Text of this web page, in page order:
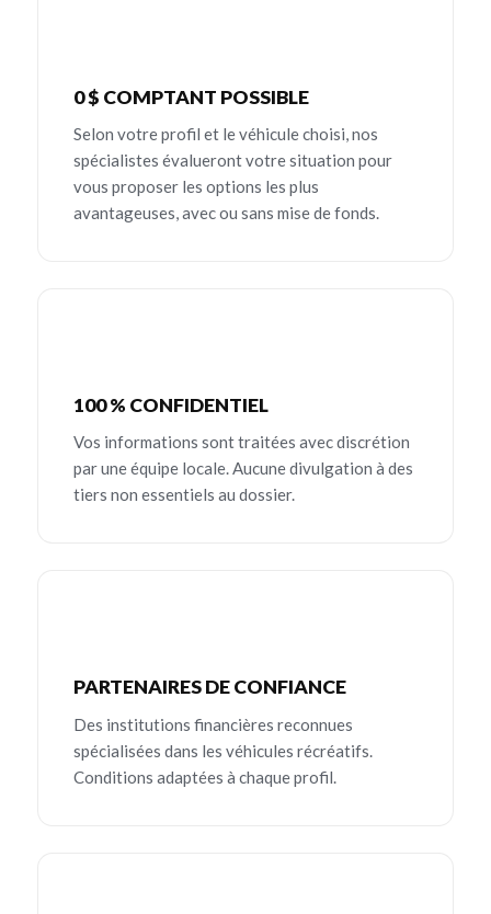
0 $ COMPTANT POSSIBLE
Selon votre profil et le véhicule choisi, nos
spécialistes évalueront votre situation pour
vous proposer les options les plus
avantageuses, avec ou sans mise de fonds.
100 % CONFIDENTIEL
Vos informations sont traitées avec discrétion
par une équipe locale. Aucune divulgation à des
tiers non essentiels au dossier.
PARTENAIRES DE CONFIANCE
Des institutions financières reconnues
spécialisées dans les véhicules récréatifs.
Conditions adaptées à chaque profil.